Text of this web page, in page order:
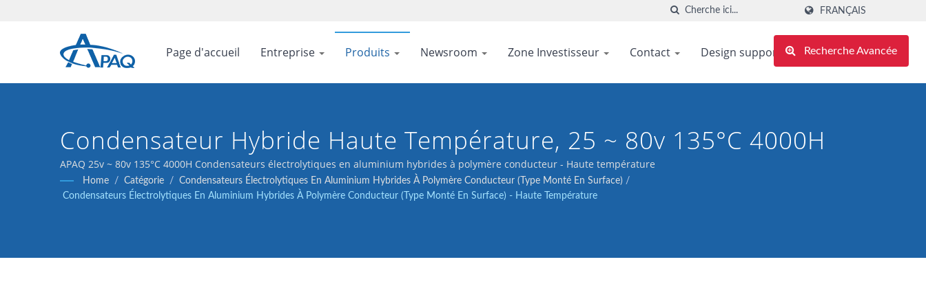
FRANÇAIS
Page d'accueil Entreprise Produits Newsroom Zone Investisseur Contact Design support Recherche Avancée
Condensateur Hybride Haute Température, 25 ~ 80v 135°C 4000H
APAQ 25v ~ 80v 135°C 4000H Condensateurs électrolytiques en aluminium hybrides à polymère conducteur - Haute température
Home / Catégorie / Condensateurs Électrolytiques En Aluminium Hybrides À Polymère Conducteur (type Monté En Surface) /
Condensateurs Électrolytiques En Aluminium Hybrides À Polymère Conducteur (type Monté En Surface) - Haute Température